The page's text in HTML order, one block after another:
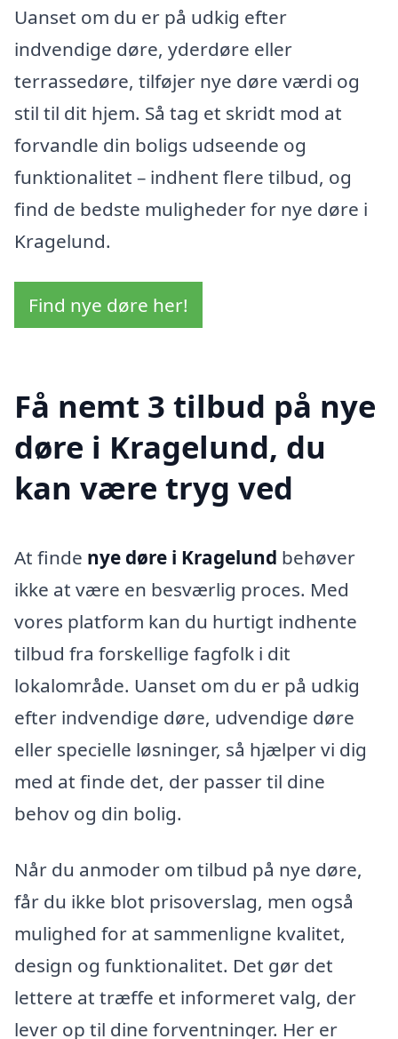
Uanset om du er på udkig efter
indvendige døre, yderdøre eller
terrassedøre, tilføjer nye døre værdi og
stil til dit hjem. Så tag et skridt mod at
forvandle din boligs udseende og
funktionalitet – indhent flere tilbud, og
find de bedste muligheder for nye døre i
Kragelund.
Find nye døre her!
Få nemt 3 tilbud på nye
døre i Kragelund, du
kan være tryg ved
At finde nye døre i Kragelund behøver
ikke at være en besværlig proces. Med
vores platform kan du hurtigt indhente
tilbud fra forskellige fagfolk i dit
lokalområde. Uanset om du er på udkig
efter indvendige døre, udvendige døre
eller specielle løsninger, så hjælper vi dig
med at finde det, der passer til dine
behov og din bolig.
Når du anmoder om tilbud på nye døre,
får du ikke blot prisoverslag, men også
mulighed for at sammenligne kvalitet,
design og funktionalitet. Det gør det
lettere at træffe et informeret valg, der
lever op til dine forventninger. Her er